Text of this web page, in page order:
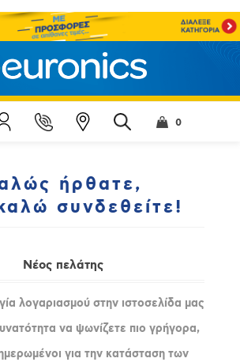
0
ήρθατε,
συνδεθείτε!
Νέος πελάτης
λογαριασμού στην ιστοσελίδα μας
να ψωνίζετε πιο γρήγορα,
για την κατάσταση των